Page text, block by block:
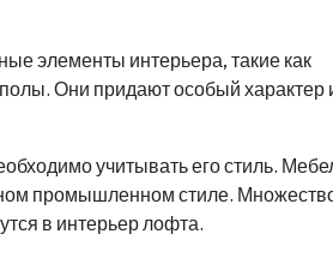
элементы интерьера, такие как
Они придают особый характер
учитывать его стиль.
промышленном стиле.
в интерьер лофта.